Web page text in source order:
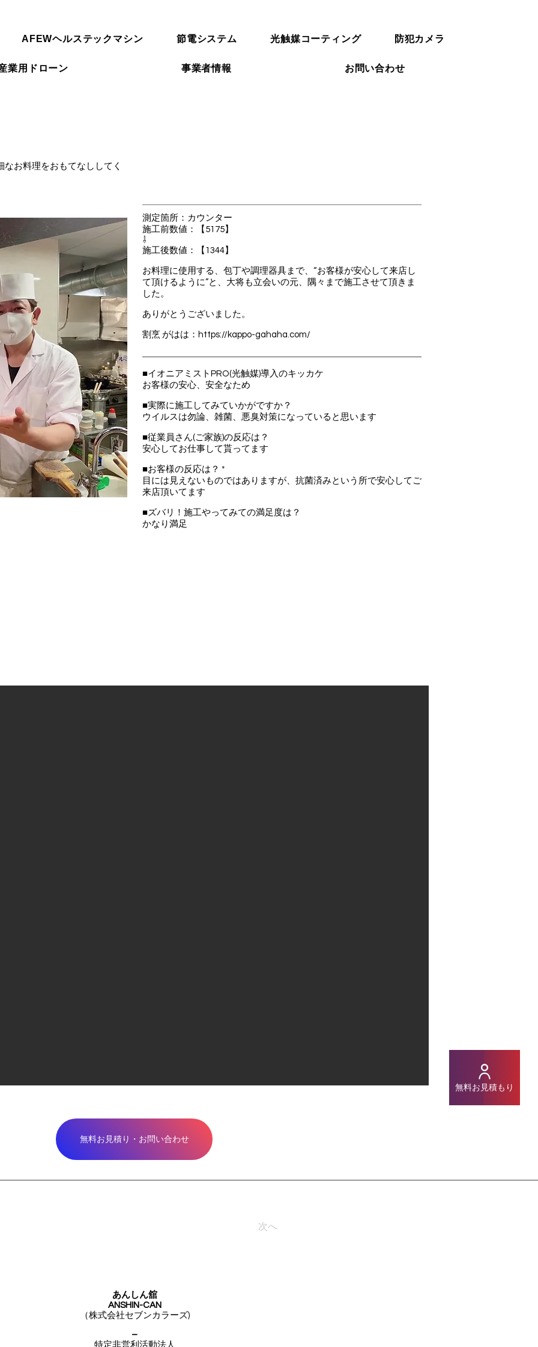
AFEWヘルステックマシン 節電システム 光触媒コーティング 防犯カメラ
業用ドローン 事業者情報 お問い合わせ
無料お見積もり
お料理をおもてなししてく
測定箇所：カウンター
施⼯前数値：【5175】
⇩
施⼯後数値：【1344】
お料理に使⽤する、包丁や調理器具まで、“お客様が安⼼して来店し
て頂けるように”と、⼤将も⽴会いの元、隅々まで施⼯させて頂きま
した。
ありがとうございました。
割烹 がはは： https://kappo-gahaha.com/
■イオニアミストPRO(光触媒)導入のキッカケ
お客様の安心、安全なため
■実際に施工してみていかがですか？
ウイルスは勿論、雑菌、悪臭対策になっていると思います
■従業員さん(ご家族)の反応は？
安心してお仕事して貰ってます
■お客様の反応は？ *
目には見えないものではありますが、抗菌済みという所で安心してご
来店頂いてます
■ズバリ！施工やってみての満足度は？
かなり満足
無料お見積り・お問い合わせ
次へ
あんしん舘
ANSHIN-CAN
​（株式会社セブンカラーズ)
–
特定非営利活動法人